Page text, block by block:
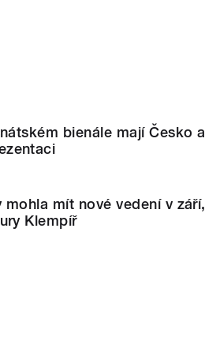
bienále mají Česko a
mít nové vedení v září,
Klempíř